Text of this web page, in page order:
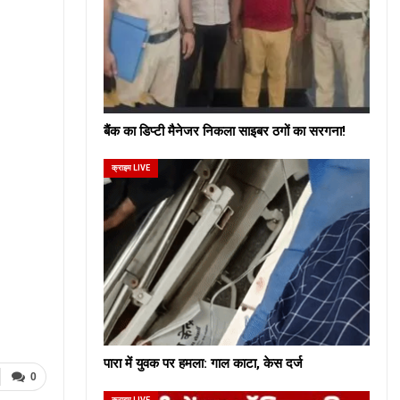
0
बैंक का डिप्टी मैनेजर निकला साइबर ठगों का सरगना!
क्राइम LIVE
पारा में युवक पर हमला: गाल काटा, केस दर्ज